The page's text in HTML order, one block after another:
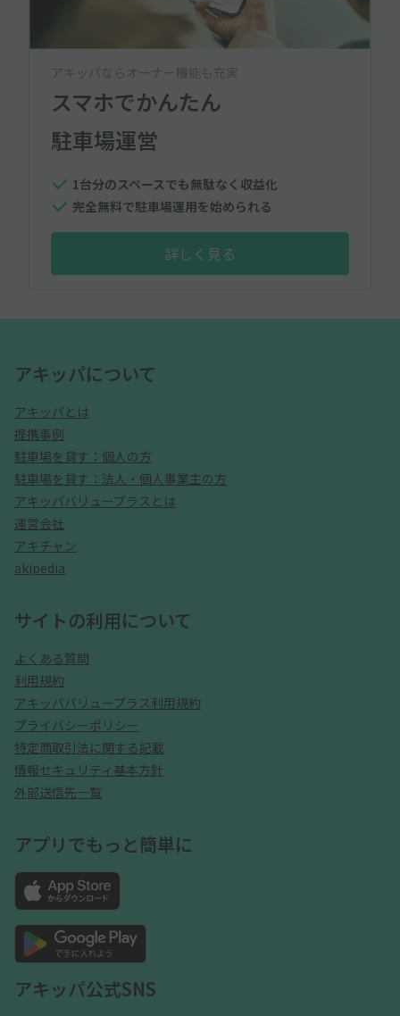
アキッパならオーナー機能も充実
スマホでかんたん
駐車場運営
1台分のスペースでも無駄なく収益化
完全無料で駐車場運用を始められる
詳しく見る
アキッパについて
アキッパとは
提携事例
駐車場を貸す：個人の方
駐車場を貸す：法人・個人事業主の方
アキッパバリュープラスとは
運営会社
アキチャン
akipedia
サイトの利用について
よくある質問
利用規約
アキッパバリュープラス利用規約
プライバシーポリシー
特定商取引法に関する記載
情報セキュリティ基本方針
外部送信先一覧
アプリでもっと簡単に
アキッパ公式SNS